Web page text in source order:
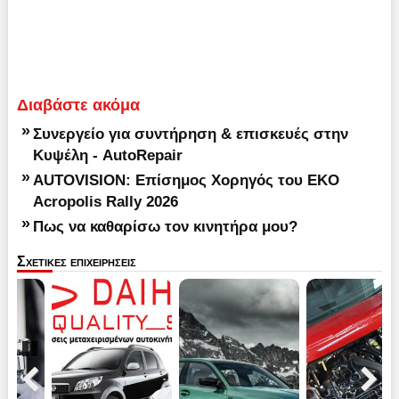
Διαβάστε ακόμα
» Συνεργείο για συντήρηση & επισκευές στην
Κυψέλη - AutoRepair
» AUTOVISION: Επίσημος Χορηγός του EKO
Acropolis Rally 2026
» Πως να καθαρίσω τον κινητήρα μου?
Σχετικες επιχειρησεις
Pause